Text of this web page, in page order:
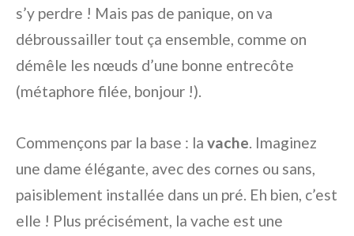
s’y perdre ! Mais pas de panique, on va
débroussailler tout ça ensemble, comme on
démêle les nœuds d’une bonne entrecôte
(métaphore filée, bonjour !).
Commençons par la base : la vache. Imaginez
une dame élégante, avec des cornes ou sans,
paisiblement installée dans un pré. Eh bien, c’est
elle ! Plus précisément, la vache est une